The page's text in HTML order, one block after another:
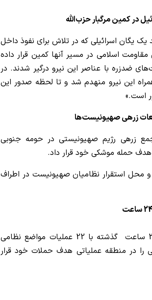
در کمین مرگبار حزب‌الله
یک یگان اسرائیلی که در تلاش برای نفوذ داخل
اسلامی در مسیر آنها کمین قرار داده
ضدزره با عناصر این نیرو درگیر شدند. در
این نیرو منهدم شد و تا لحظه صدور این
است.»
زرهی صهیونیست‌ها
زرهی رژیم صهیونیستی در حومه جنوبی
حمله موشکی خود قرار داد.
محل استقرار نظامیان صهیونیست در اطراف
حزب الله لبنان اعلام کرد که طی 24 ساعت گذشته با 22 عملیات مواضع نظامی
را در منطقه عملیاتی هدف حملات خود قرار